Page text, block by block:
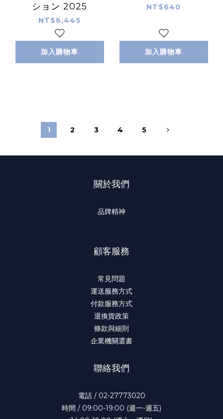
ション 2025
NT$6,445
加入購物車
NT$640
加入購物車
1 2 3 4 5
關於我們
品牌精神
顧客服務
常見問題
運送服務方式
付款服務方式
退換貨政策
條款與細則
企業機關選書
聯絡我們
電話 / 02-27773020
時間 / 09:00-19:00 (週一-週五)